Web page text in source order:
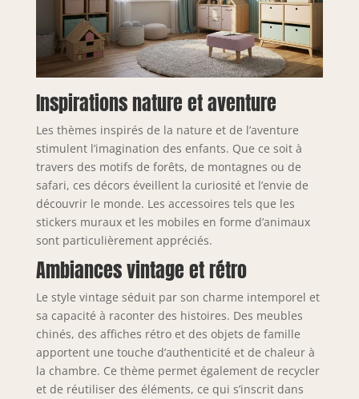
Inspirations nature et aventure
Les thèmes inspirés de la nature et de l’aventure
stimulent l’imagination des enfants. Que ce soit à
travers des motifs de forêts, de montagnes ou de
safari, ces décors éveillent la curiosité et l’envie de
découvrir le monde. Les accessoires tels que les
stickers muraux et les mobiles en forme d’animaux
sont particulièrement appréciés.
Ambiances vintage et rétro
Le style vintage séduit par son charme intemporel et
sa capacité à raconter des histoires. Des meubles
chinés, des affiches rétro et des objets de famille
apportent une touche d’authenticité et de chaleur à
la chambre. Ce thème permet également de recycler
et de réutiliser des éléments, ce qui s’inscrit dans